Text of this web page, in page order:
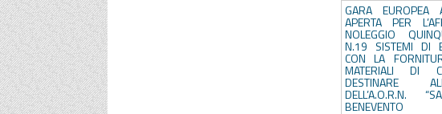
GARA EUROPEA
APERTA PER
NOLEGGIO
N.19 SISTEMI DI
CON LA
MATERIALI DI
DESTINARE
DELL’A.O.R.N.
BENEVENTO